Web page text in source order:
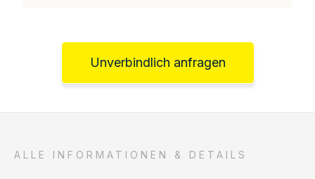
Unverbindlich anfragen
ALLE INFORMATIONEN & DETAILS